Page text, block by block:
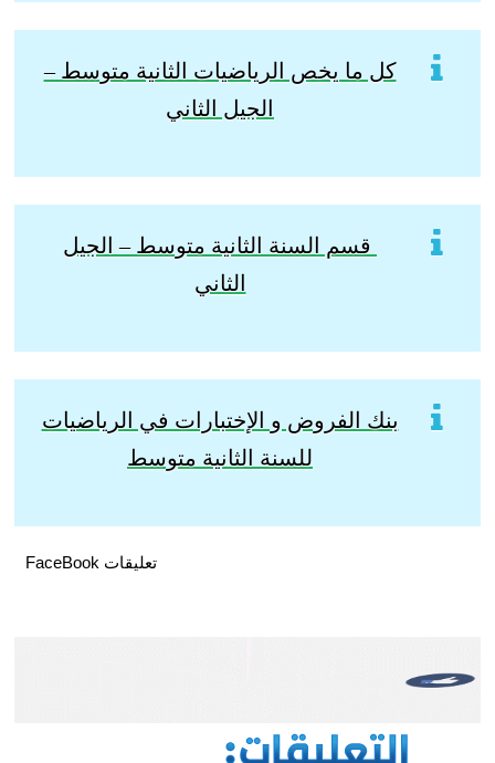
كل ما يخص الرياضيات الثانية متوسط –
الجيل الثاني
قسم السنة الثانية متوسط – الجيل
الثاني
بنك الفروض و الإختبارات في الرياضيات
للسنة الثانية متوسط
تعليقات FaceBook